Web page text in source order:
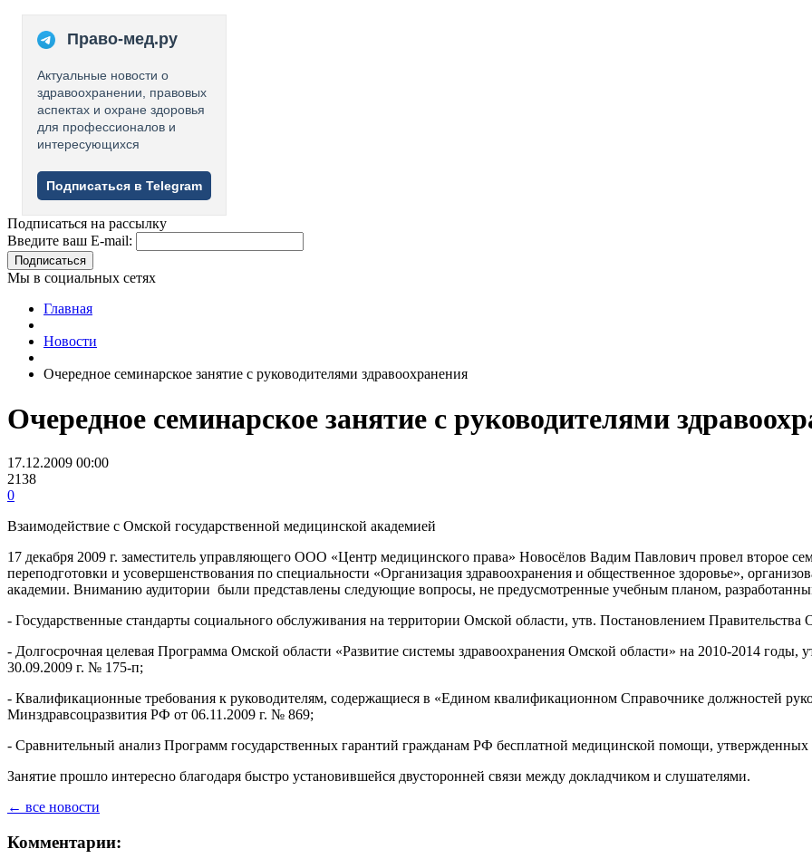
Право-мед.ру
Актуальные новости о
здравоохранении, правовых
аспектах и охране здоровья
для профессионалов и
интересующихся
Подписаться в Telegram
Подписаться на рассылку
Введите ваш E-mail:
Подписаться
Мы в социальных сетях
Главная
Новости
Очередное семинарское занятие с руководителями здравоохранения
Очередное семинарское занятие с руководителями
17.12.2009 00:00
2138
0
Взаимодействие с Омской государственной медицинской академией
17 декабря 2009 г. заместитель управляющего ООО «Центр медицинского права» Новосёлов Вадим Павлович провел второе
переподготовки и усовершенствования по специальности «Организация здравоохранения и общественное здоровье»,
академии. Вниманию аудитории были представлены следующие вопросы, не предусмотренные учебным планом,
- Государственные стандарты социального обслуживания на территории Омской области, утв. Постановлением
- Долгосрочная целевая Программа Омской области «Развитие системы здравоохранения Омской области» на 2010-2014 годы,
30.09.2009 г. № 175-п;
- Квалификационные требования к руководителям, содержащиеся в «Едином квалификационном Справочнике должностей
Минздравсоцразвития РФ от 06.11.2009 г. № 869;
- Сравнительный анализ Программ государственных гарантий гражданам РФ бесплатной медицинской помощи,
Занятие прошло интересно благодаря быстро установившейся двусторонней связи между докладчиком и слушателями.
← все новости
Комментарии: